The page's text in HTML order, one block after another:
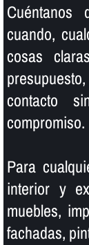
cuando,
cosas
contacto
compromiso.
Para
interior y
muebles,
fachadas,